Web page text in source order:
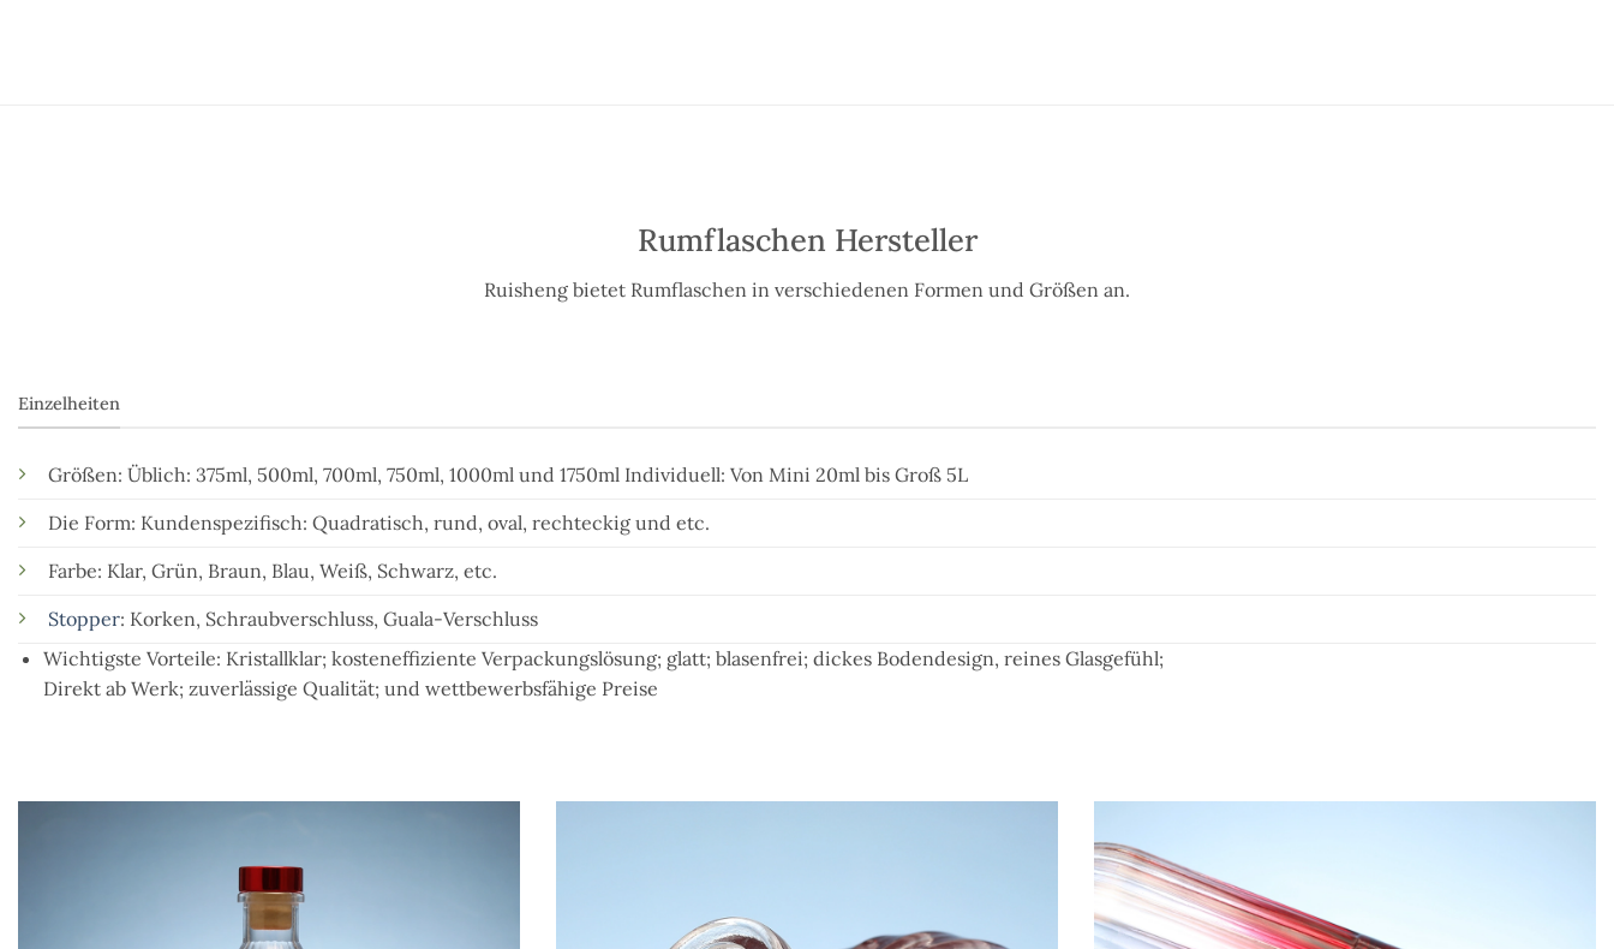
Rumflaschen Hersteller
Ruisheng bietet Rumflaschen in verschiedenen Formen und Größen an.
Einzelheiten
Größen: Üblich: 375ml, 500ml, 700ml, 750ml, 1000ml und 1750ml Individuell: Von Mini 20ml bis Groß 5L
Die Form: Kundenspezifisch: Quadratisch, rund, oval, rechteckig und etc.
Farbe: Klar, Grün, Braun, Blau, Weiß, Schwarz, etc.
Stopper: Korken, Schraubverschluss, Guala-Verschluss
Wichtigste Vorteile: Kristallklar; kosteneffiziente Verpackungslösung; glatt; blasenfrei; dickes Bodendesign, reines Glasgefühl;
Direkt ab Werk; zuverlässige Qualität; und wettbewerbsfähige Preise